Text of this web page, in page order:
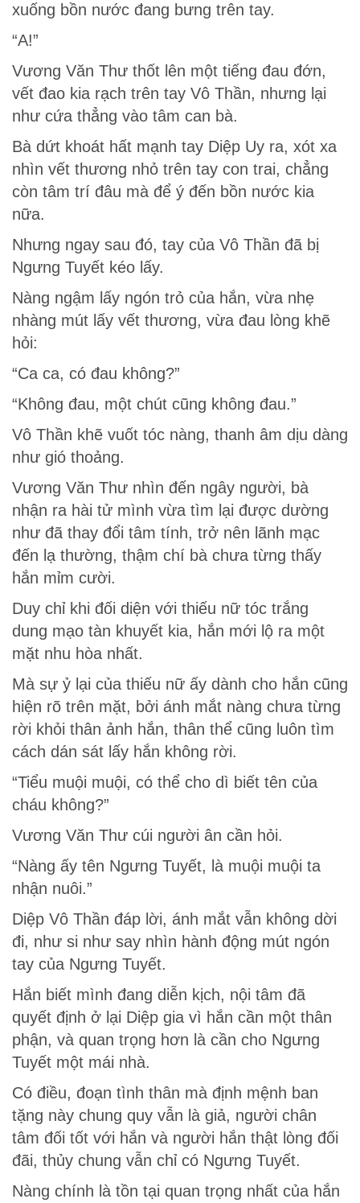
xuống bồn nước đang bưng trên tay.
“A!”
Vương Văn Thư thốt lên một tiếng đau đớn,
vết đao kia rạch trên tay Vô Thần, nhưng lại
như cứa thẳng vào tâm can bà.
Bà dứt khoát hất mạnh tay Diệp Uy ra, xót xa
nhìn vết thương nhỏ trên tay con trai, chẳng
còn tâm trí đâu mà để ý đến bồn nước kia
nữa.
Nhưng ngay sau đó, tay của Vô Thần đã bị
Ngưng Tuyết kéo lấy.
Nàng ngậm lấy ngón trỏ của hắn, vừa nhẹ
nhàng mút lấy vết thương, vừa đau lòng khẽ
hỏi:
“Ca ca, có đau không?”
“Không đau, một chút cũng không đau.”
Vô Thần khẽ vuốt tóc nàng, thanh âm dịu dàng
như gió thoảng.
Vương Văn Thư nhìn đến ngây người, bà
nhận ra hài tử mình vừa tìm lại được dường
như đã thay đổi tâm tính, trở nên lãnh mạc
đến lạ thường, thậm chí bà chưa từng thấy
hắn mỉm cười.
Duy chỉ khi đối diện với thiếu nữ tóc trắng
dung mạo tàn khuyết kia, hắn mới lộ ra một
mặt nhu hòa nhất.
Mà sự ỷ lại của thiếu nữ ấy dành cho hắn cũng
hiện rõ trên mặt, bởi ánh mắt nàng chưa từng
rời khỏi thân ảnh hắn, thân thể cũng luôn tìm
cách dán sát lấy hắn không rời.
“Tiểu muội muội, có thể cho dì biết tên của
cháu không?”
Vương Văn Thư cúi người ân cần hỏi.
“Nàng ấy tên Ngưng Tuyết, là muội muội ta
nhận nuôi.”
Diệp Vô Thần đáp lời, ánh mắt vẫn không dời
đi, như si như say nhìn hành động mút ngón
tay của Ngưng Tuyết.
Hắn biết mình đang diễn kịch, nội tâm đã
quyết định ở lại Diệp gia vì hắn cần một thân
phận, và quan trọng hơn là cần cho Ngưng
Tuyết một mái nhà.
Có điều, đoạn tình thân mà định mệnh ban
tặng này chung quy vẫn là giả, người chân
tâm đối tốt với hắn và người hắn thật lòng đối
đãi, thủy chung vẫn chỉ có Ngưng Tuyết.
Nàng chính là tồn tại quan trọng nhất của hắn